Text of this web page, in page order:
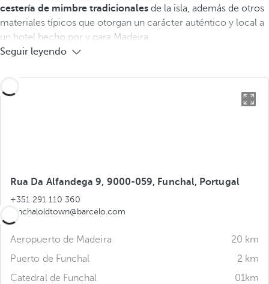
cestería de mimbre tradicionales de la isla, además de otros
materiales típicos que otorgan un carácter auténtico y local a
un hotel hecho por y para Madeira.
Seguir leyendo
Rua Da Alfandega 9, 9000-059, Funchal, Portugal
+351 291 110 360
funchaloldtown@barcelo.com
Aeropuerto de Madeira
20 km
Puerto de Funchal
2 km
Catedral de Funchal
01km